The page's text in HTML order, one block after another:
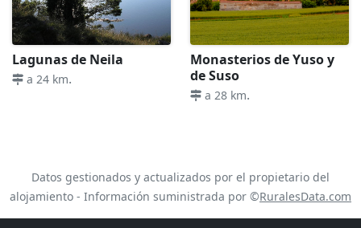
Lagunas de Neila
a 24 km.
Monasterios de Yuso y
de Suso
a 28 km.
Datos gestionados y actualizados por el propietario del
alojamiento - Información suministrada por ©RuralesData.com